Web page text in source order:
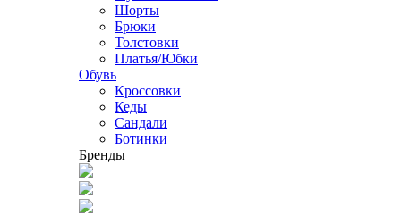
Шорты
Брюки
Толстовки
Платья/Юбки
Обувь
Кроссовки
Кеды
Сандали
Ботинки
Бренды